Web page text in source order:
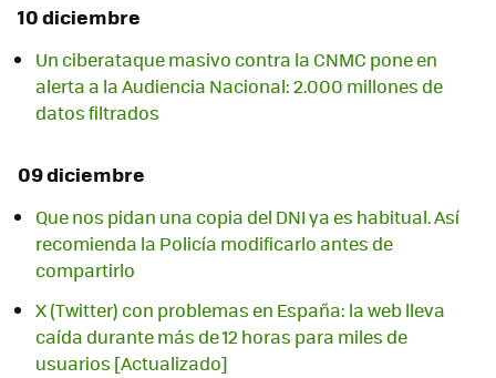
10 diciembre
Un ciberataque masivo contra la CNMC pone en
alerta a la Audiencia Nacional: 2.000 millones de
datos filtrados
09 diciembre
Que nos pidan una copia del DNI ya es habitual. Así
recomienda la Policía modificarlo antes de
compartirlo
X (Twitter) con problemas en España: la web lleva
caída durante más de 12 horas para miles de
usuarios [Actualizado]